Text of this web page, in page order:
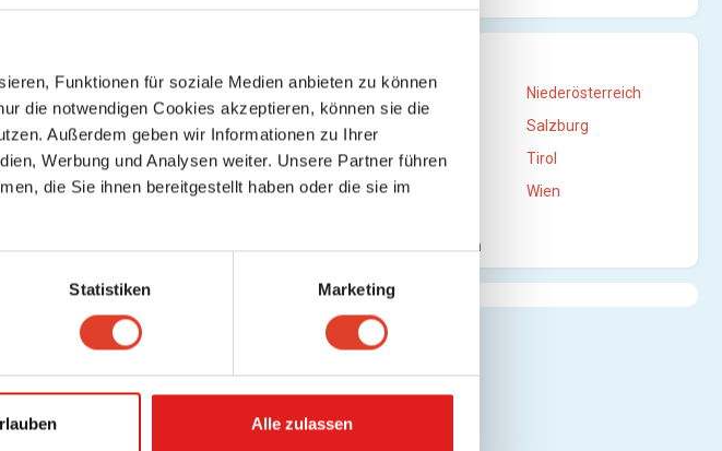
Funktionen für soziale Medien anbieten zu können
die notwendigen Cookies akzeptieren, können sie die
Außerdem geben wir Informationen zu Ihrer
Werbung und Analysen weiter. Unsere Partner führen
die Sie ihnen bereitgestellt haben oder die sie im
Statistiken Marketing
Alle zulassen
Burgenland
Niederösterreich
Salzburg
Steiermark
Tirol
Vorarlberg
Wien
Mehr anzeigen
Wien, Österreich (Karte ansehen)
Wien, Österreich (Karte ansehen)